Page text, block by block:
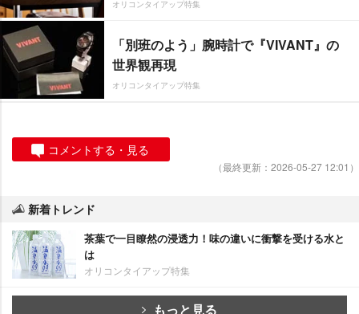
オリコンタイアップ特集
「別班のよう」腕時計で『VIVANT』の
世界観再現
オリコンタイアップ特集
コメントする・見る
（最終更新：2026-05-27 12:01）
新着トレンド
茶葉で一目瞭然の浸透力！味の違いに衝撃を受ける水と
は
オリコンタイアップ特集
もっと見る